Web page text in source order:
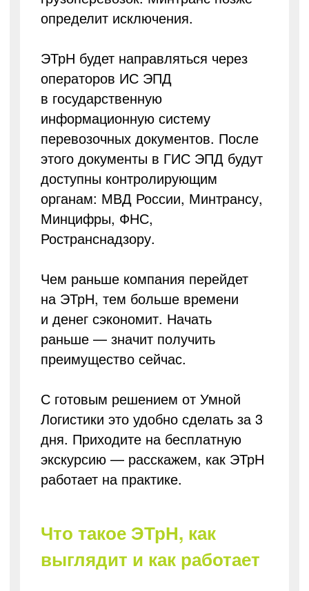
определит исключения.
ЭТрН будет направляться через
операторов ИС ЭПД
в государственную
информационную систему
перевозочных документов. После
этого документы в ГИС ЭПД будут
доступны контролирующим
органам: МВД России, Минтрансу,
Минцифры, ФНС,
Ространснадзору.
Чем раньше компания перейдет
на ЭТрН, тем больше времени
и денег сэкономит. Начать
раньше — значит получить
преимущество сейчас.
С готовым решением от Умной
Логистики это удобно сделать за 3
дня. Приходите на бесплатную
экскурсию — расскажем, как ЭТрН
работает на практике.
Что такое ЭТрН, как
выглядит и как работает